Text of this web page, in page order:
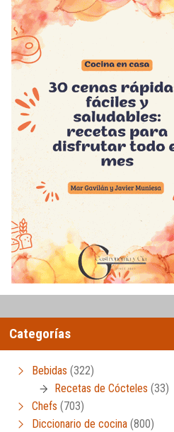
Categorías
Bebidas (322)
Recetas de Cócteles (33)
Chefs (703)
Diccionario de cocina (800)